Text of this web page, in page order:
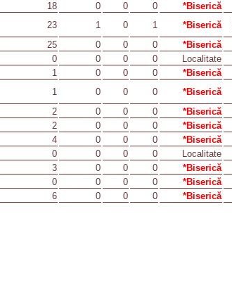
18 0 0 0
*Biserică
23 1 0 1 *Biserică
25 0 0 0
*Biserică
0 0 0 0
Localitate
1 0 0 0
*Biserică
1 0 0 0
*Biserică
2 0 0 0
*Biserică
2 0 0 0
*Biserică
4 0 0 0
*Biserică
0 0 0 0
Localitate
3 0 0 0
*Biserică
0 0 0 0
*Biserică
6 0 0 0 *Biserică